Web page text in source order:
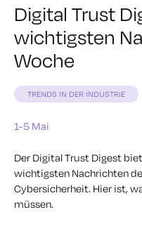
Digital Trust
wichtigsten
Woche
TRENDS IN DER INDUSTRIE
1-5 Mai
Der Digital Trust Digest
wichtigsten Nachrichten
Cybersicherheit. Hier ist,
müssen.